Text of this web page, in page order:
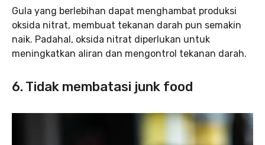
Gula yang berlebihan dapat menghambat produksi
oksida nitrat, membuat tekanan darah pun semakin
naik. Padahal, oksida nitrat diperlukan untuk
meningkatkan aliran dan mengontrol tekanan darah.
6. Tidak membatasi junk food